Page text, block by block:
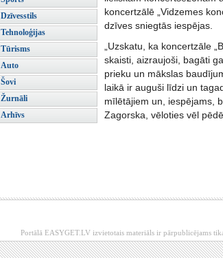
Dzīvesstils
Tehnoloģijas
Tūrisms
Auto
Šovi
Žurnāli
Arhīvs
koncertzālē „Vidzemes
dzīves sniegtās iespējas.
„Uzskatu, ka koncertzāle
skaisti, aizraujoši, bagāti
prieku un mākslas
laikā ir auguši līdzi un
mīlētājiem un, iespējams,
Zagorska, vēloties vēl
Portālā EASYGET.LV izvietotais materiāls ir pārpublicējams